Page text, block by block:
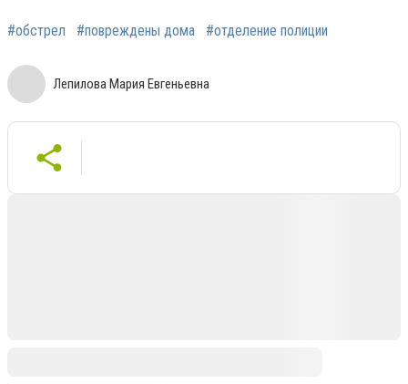
#обстрел #повреждены дома #отделение полиции
Лепилова Мария Евгеньевна